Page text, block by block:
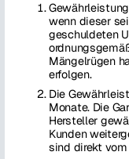
wenn dieser
geschuldeten
Mängelrügen
erfolgen.
Die
Monate. Die
Hersteller
Kunden
sind direkt